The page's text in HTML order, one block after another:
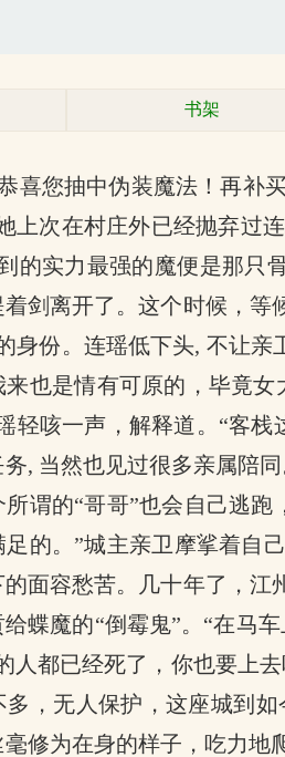
书架
喜您抽中伪装魔法！再补
上次在村庄外已经抛弃过
的实力最强的魔便是那只
剑离开了。这个时候，
身份。连瑶低下头, 不让
也是情有可原的，毕竟
轻咳一声，解释道。“客
, 当然也见过很多亲属陪
谓的“哥哥”也会自己逃
足的。”城主亲卫摩挲着
面容愁苦。几十年了，
蝶魔的“倒霉鬼”。“在马
人都已经死了，你也要上
多，无人保护，这座城到
修为在身的样子，吃力